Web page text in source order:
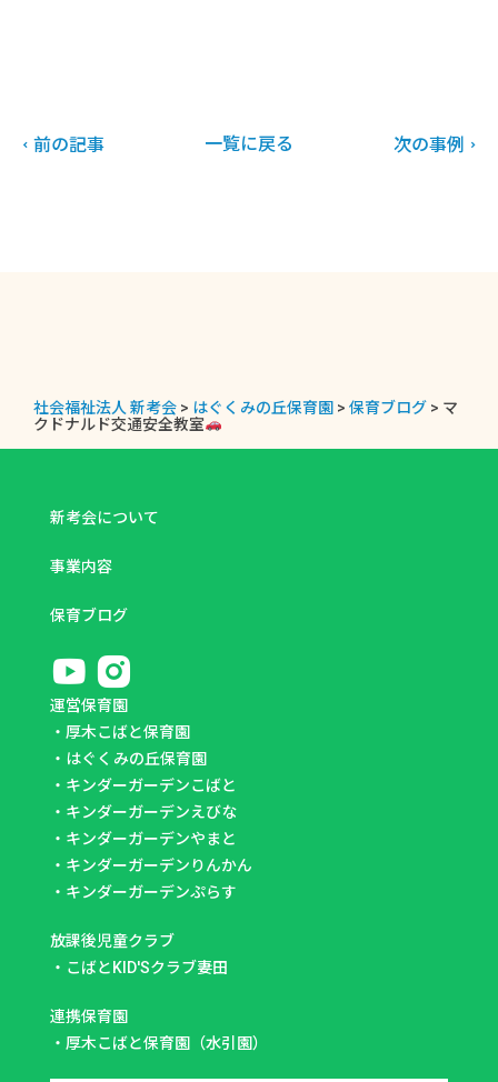
前の記事 一覧に戻る 次の事例
社会福祉法人 新考会 > はぐくみの丘保育園 > 保育ブログ > マ
クドナルド交通安全教室
新考会について
事業内容
保育ブログ
運営保育園
・ 厚木こばと保育園
・ はぐくみの丘保育園
・ キンダーガーデンこばと
・ キンダーガーデンえびな
・ キンダーガーデンやまと
・ キンダーガーデンりんかん
・ キンダーガーデンぷらす
放課後児童クラブ
・ こばとKID'Sクラブ妻田
連携保育園
・ 厚木こばと保育園（水引園）